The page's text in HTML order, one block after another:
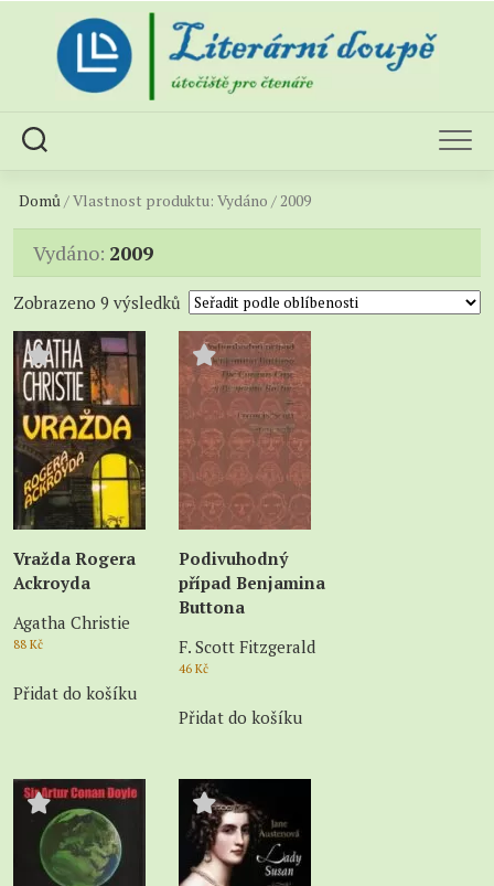
content
Domů/ Vlastnost produktu: Vydáno / 2009
Vydáno: 2009
Zobrazeno 9 výsledků Sorted
popularity
Vražda Rogera
Ackroyda
Agatha Christie
88 Kč
Přidat do košíku
Podivuhodný
případ Benjamina
Buttona
F. Scott Fitzgerald
46 Kč
Přidat do košíku